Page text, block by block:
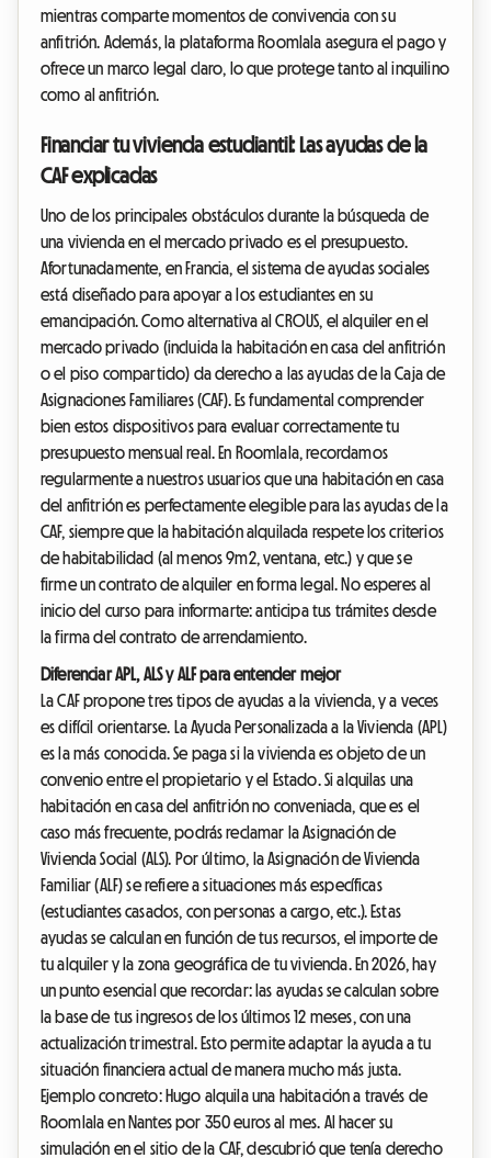
mientras comparte momentos de convivencia con su
anfitrión. Además, la plataforma Roomlala asegura el pago y
ofrece un marco legal claro, lo que protege tanto al inquilino
como al anfitrión.
Financiar tu vivienda estudiantil: Las ayudas de la
CAF explicadas
Uno de los principales obstáculos durante la búsqueda de
una vivienda en el mercado privado es el presupuesto.
Afortunadamente, en Francia, el sistema de ayudas sociales
está diseñado para apoyar a los estudiantes en su
emancipación. Como alternativa al CROUS, el alquiler en el
mercado privado (incluida la habitación en casa del anfitrión
o el piso compartido) da derecho a las ayudas de la Caja de
Asignaciones Familiares (CAF). Es fundamental comprender
bien estos dispositivos para evaluar correctamente tu
presupuesto mensual real. En Roomlala, recordamos
regularmente a nuestros usuarios que una habitación en casa
del anfitrión es perfectamente elegible para las ayudas de la
CAF, siempre que la habitación alquilada respete los criterios
de habitabilidad (al menos 9m2, ventana, etc.) y que se
firme un contrato de alquiler en forma legal. No esperes al
inicio del curso para informarte: anticipa tus trámites desde
la firma del contrato de arrendamiento.
Diferenciar APL, ALS y ALF para entender mejor
La CAF propone tres tipos de ayudas a la vivienda, y a veces
es difícil orientarse. La Ayuda Personalizada a la Vivienda (APL)
es la más conocida. Se paga si la vivienda es objeto de un
convenio entre el propietario y el Estado. Si alquilas una
habitación en casa del anfitrión no conveniada, que es el
caso más frecuente, podrás reclamar la Asignación de
Vivienda Social (ALS). Por último, la Asignación de Vivienda
Familiar (ALF) se refiere a situaciones más específicas
(estudiantes casados, con personas a cargo, etc.). Estas
ayudas se calculan en función de tus recursos, el importe de
tu alquiler y la zona geográfica de tu vivienda. En 2026, hay
un punto esencial que recordar: las ayudas se calculan sobre
la base de tus ingresos de los últimos 12 meses, con una
actualización trimestral. Esto permite adaptar la ayuda a tu
situación financiera actual de manera mucho más justa.
Ejemplo concreto: Hugo alquila una habitación a través de
Roomlala en Nantes por 350 euros al mes. Al hacer su
simulación en el sitio de la CAF, descubrió que tenía derecho